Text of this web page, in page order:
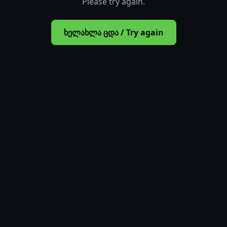
ხელახლა ცდა / Try again